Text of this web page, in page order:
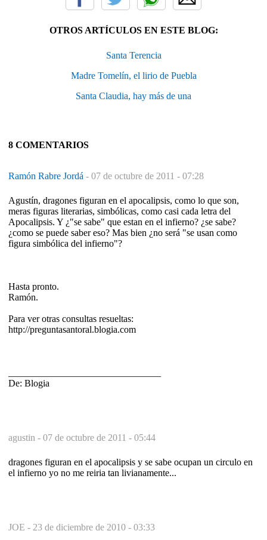
OTROS ARTÍCULOS EN ESTE BLOG:
Santa Terencia
Madre Tomelín, el lirio de Puebla
Santa Claudia, hay más de una
8 COMENTARIOS
Ramón Rabre Jordá - 07 de octubre de 2011 - 07:28
Agustín, dragones figuran en el apocalipsis, como lo que son,
meras figuras literarias, simbólicas, como casi cada letra del
Apocalipsis. Y ¿"se sabe" que estan en el infierno? ¿se sabe?
¿como se puede saber eso? Mas bien ¿no será "se usan como
figura simbólica del infierno"?
Hasta pronto.
Ramón.
Para ver otras consultas resueltas:
http://preguntasantoral.blogia.com
De: Blogia
agustin - 07 de octubre de 2011 - 05:44
dragones figuran en el apocalipsis y se sabe ocupan un circulo en
el infierno yo no me reiria tan livianamente...
JOE - 23 de diciembre de 2010 - 03:33